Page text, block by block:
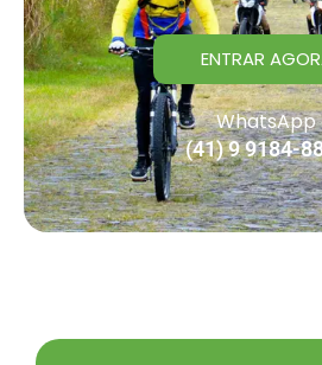
ENTRAR
WhatsApp
(41) 9 9184-